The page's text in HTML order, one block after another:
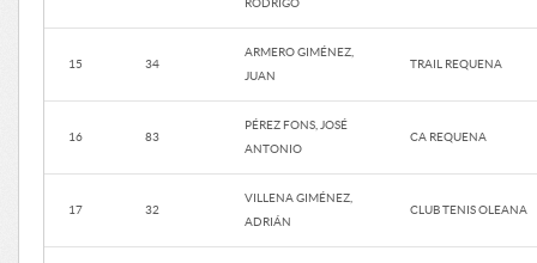
RODRIGO
15 34
ARMERO GIMÉNEZ,
JUAN
TRAIL REQUENA
16 83
PÉREZ FONS, JOSÉ
ANTONIO
CA REQUENA
17 32
VILLENA GIMÉNEZ,
ADRIÁN
CLUB TENIS OLEANA